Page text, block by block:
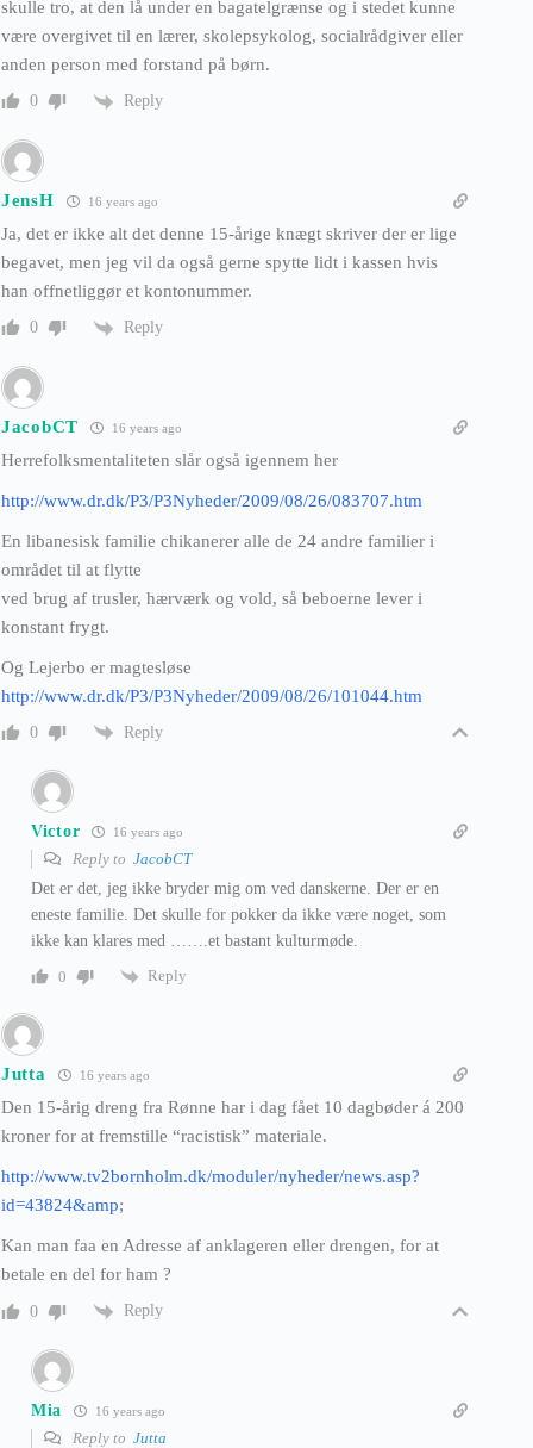
skulle tro, at den lå under en bagatelgrænse og i stedet kunne
være overgivet til en lærer, skolepsykolog, socialrådgiver eller
anden person med forstand på børn.
0 Reply
JensH 16 years ago
Ja, det er ikke alt det denne 15-årige knægt skriver der er lige
begavet, men jeg vil da også gerne spytte lidt i kassen hvis
han offnetliggør et kontonummer.
0 Reply
JacobCT 16 years ago
Herrefolksmentaliteten slår også igennem her
http://www.dr.dk/P3/P3Nyheder/2009/08/26/083707.htm
En libanesisk familie chikanerer alle de 24 andre familier i
området til at flytte
ved brug af trusler, hærværk og vold, så beboerne lever i
konstant frygt.
Og Lejerbo er magtesløse
http://www.dr.dk/P3/P3Nyheder/2009/08/26/101044.htm
0 Reply
Victor 16 years ago
Reply to JacobCT
Det er det, jeg ikke bryder mig om ved danskerne. Der er en
eneste familie. Det skulle for pokker da ikke være noget, som
ikke kan klares med …….et bastant kulturmøde.
0
Reply
Jutta 16 years ago
Den 15-årig dreng fra Rønne har i dag fået 10 dagbøder á 200
kroner for at fremstille “racistisk” materiale.
http://www.tv2bornholm.dk/moduler/nyheder/news.asp?
id=43824&amp;
Kan man faa en Adresse af anklageren eller drengen, for at
betale en del for ham ?
0 Reply
Mia 16 years ago
Reply to Jutta